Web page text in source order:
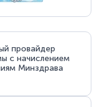
провайдер
с начислением
Минздрава